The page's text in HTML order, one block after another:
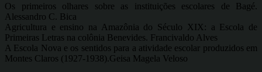
Os primeiros olhares sobre as instituições escolares de Bagé.
Alessandro C. Bica
Agricultura e ensino na Amazônia do Século XIX: a Escola de
Primeiras Letras na colônia Benevides. Francivaldo Alves
A Escola Nova e os sentidos para a atividade escolar produzidos em
Montes Claros (1927-1938).Geisa Magela Veloso